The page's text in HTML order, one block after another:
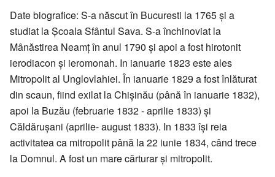
Date biografice: S-a născut în Bucuresti la 1765 și a
studiat la Școala Sfântul Sava. S-a închinoviat la
Mânăstirea Neamț în anul 1790 și apoi a fost hirotonit
ierodiacon și ieromonah. In ianuarie 1823 este ales
Mitropolit al Unglovlahiei. În ianuarie 1829 a fost înlăturat
din scaun, fiind exilat la Chișinău (până în ianuarie 1832),
apoi la Buzău (februarie 1832 - aprilie 1833) și
Căldărușani (aprilie- august 1833). In 1833 își reia
activitatea ca mitropolit până la 22 iunie 1834, când trece
la Domnul. A fost un mare cărturar și mitropolit.